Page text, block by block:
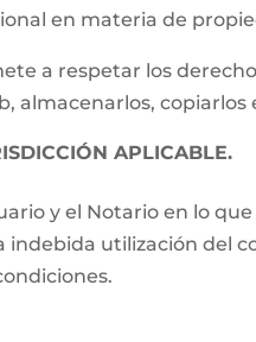
en materia de
a respetar los
almacenarlos,
APLICABLE.
y el Notario en lo
indebida utilización del